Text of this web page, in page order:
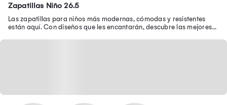
Zapatillas Niño 26.5
Las zapatillas para niños más modernas, cómodas y resistentes
están aquí. Con diseños que les encantarán, descubre las mejores